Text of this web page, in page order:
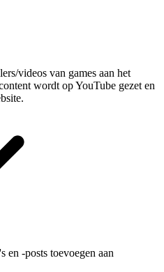
videos van games aan het
wordt op YouTube gezet en
en -posts toevoegen aan